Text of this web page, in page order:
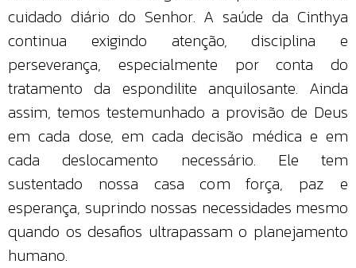
cuidado diário do Senhor. A saúde da Cinthya
continua exigindo atenção, disciplina e
perseverança, especialmente por conta do
tratamento da espondilite anquilosante. Ainda
assim, temos testemunhado a provisão de Deus
em cada dose, em cada decisão médica e em
cada deslocamento necessário. Ele tem
sustentado nossa casa com força, paz e
esperança, suprindo nossas necessidades mesmo
quando os desafios ultrapassam o planejamento
humano.